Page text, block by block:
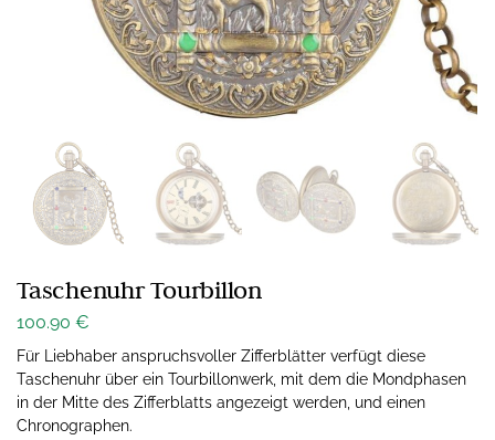
Taschenuhr Tourbillon
100.90 €
Für Liebhaber anspruchsvoller Zifferblätter verfügt diese
Taschenuhr über ein Tourbillonwerk, mit dem die Mondphasen
in der Mitte des Zifferblatts angezeigt werden, und einen
Chronographen.